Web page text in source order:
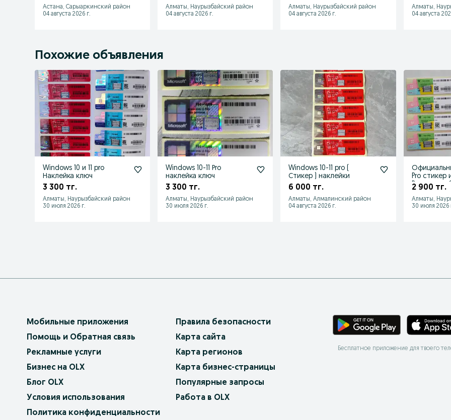
Астана, Сарыаркинский район
04 августа 2026 г.
Алматы, Наурызбайский район
04 августа 2026 г.
Алматы, Наурызбайский район
04 августа 2026 г.
Алматы,
04 августа
Похожие объявления
Windows 10 и 11 pro
Наклейка ключ
3 300 тг.
Алматы, Наурызбайский район
30 июля 2026 г.
Windows 10-11 Рro
наклейка ключ
3 300 тг.
Алматы, Наурызбайский район
30 июля 2026 г.
Windows 10-11 pro (
Стикер ) наклейки
6 000 тг.
Алматы, Алмалинский район
04 августа 2026 г.
Pro стикер
Pro стикер
2 900 тг.
Алматы,
30 июля 2026
Мобильные приложения
Помощь и Обратная связь
Рекламные услуги
Бизнес на OLX
Блог OLX
Условия использования
Политика конфиденциальности
Правила безопасности
Карта сайта
Карта регионов
Карта бизнес-страницы
Популярные запросы
Работа в OLX
Бесплатное приложение для твоего